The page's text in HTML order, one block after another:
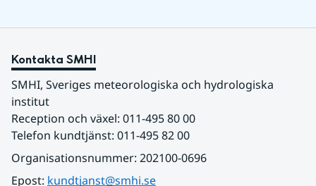
Kontakta SMHI
SMHI, Sveriges meteorologiska och hydrologiska
institut
Reception och växel: 011-495 80 00
Telefon kundtjänst: 011-495 82 00
Organisationsnummer: 202100-0696
Epost: kundtjanst@smhi.se